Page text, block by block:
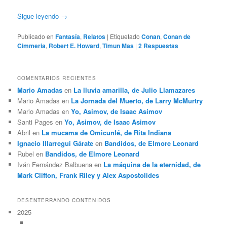
Sigue leyendo →
Publicado en Fantasía, Relatos | Etiquetado Conan,Conan de
Cimmeria, Robert E. Howard,Timun Mas |2 Respuestas
COMENTARIOS RECIENTES
Mario Amadas en La lluvia amarilla, de Julio Llamazares
Mario Amadas en La Jornada del Muerto, de Larry McMurtry
Mario Amadas enYo, Asimov, de Isaac Asimov
Santi Pages enYo, Asimov, de Isaac Asimov
Abril en La mucama de Omicunlé, de Rita Indiana
Ignacio Illarregui Gárate en Bandidos, de Elmore Leonard
Rubel en Bandidos, de Elmore Leonard
Iván Fernández Balbuena en La máquina de la eternidad, de
Mark Clifton, Frank Riley y Alex Aspostolides
DESENTERRANDO CONTENIDOS
2025